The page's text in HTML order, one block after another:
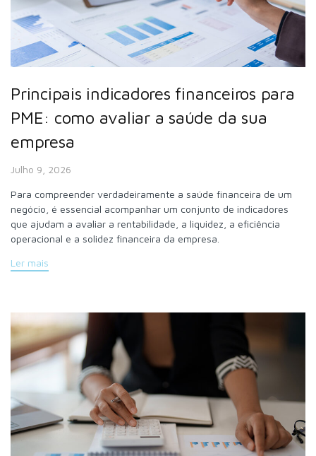
Principais indicadores financeiros para
PME: como avaliar a saúde da sua
empresa
Julho 9, 2026
Para compreender verdadeiramente a saúde financeira de um
negócio, é essencial acompanhar um conjunto de indicadores
que ajudam a avaliar a rentabilidade, a liquidez, a eficiência
operacional e a solidez financeira da empresa.
Ler mais